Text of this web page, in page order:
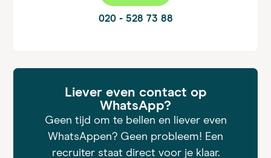
020 - 528 73 88
Liever even contact op
WhatsApp?
Geen tijd om te bellen en liever even
WhatsAppen? Geen probleem! Een
recruiter staat direct voor je klaar.